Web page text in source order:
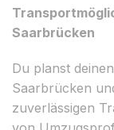
Saarbrücken
Du planst
Saarbrücken
zuverlässigen